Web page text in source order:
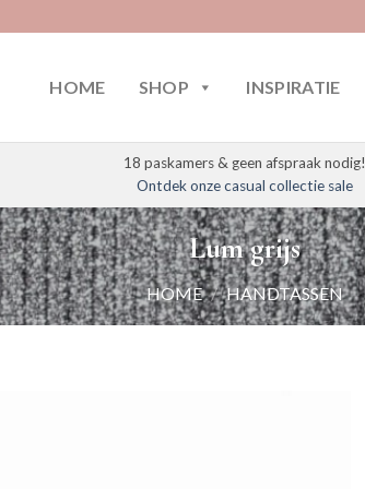
HOME SHOP INSPIRATIE
18 paskamers & geen afspraak nodig!
Ontdek onze casual collectie sale
Lum grijs
HOME / HANDTASSEN